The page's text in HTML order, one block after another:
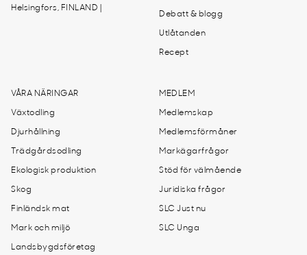
Helsingfors, FINLAND |
Debatt & blogg
Utlåtanden
Recept
VÅRA NÄRINGAR
Växtodling
Djurhållning
Trädgårdsodling
Ekologisk produktion
Skog
Finländsk mat
Mark och miljö
Landsbygdsföretag
MEDLEM
Medlemskap
Medlemsförmåner
Markägarfrågor
Stöd för välmående
Juridiska frågor
SLC Just nu
SLC Unga